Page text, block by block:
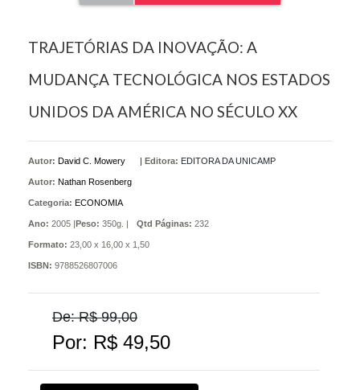
TRAJETÓRIAS DA INOVAÇÃO: A
MUDANÇA TECNOLÓGICA NOS ESTADOS
UNIDOS DA AMÉRICA NO SÉCULO XX
Autor: David C. Mowery
Autor: Nathan Rosenberg
| Editora: EDITORA DA UNICAMP
Categoria: ECONOMIA
Ano: 2005 |Peso: 350g. | Qtd Páginas: 232
Formato: 23,00 x 16,00 x 1,50
ISBN: 9788526807006
De: R$ 99,00
Por: R$ 49,50